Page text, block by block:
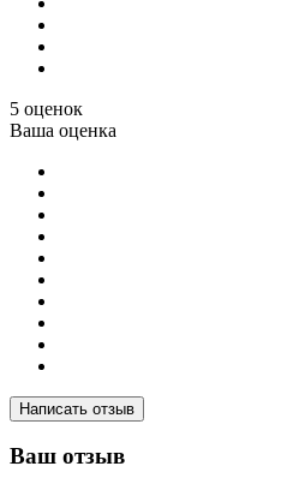
5 оценок
Ваша оценка
Написать отзыв
Ваш отзыв